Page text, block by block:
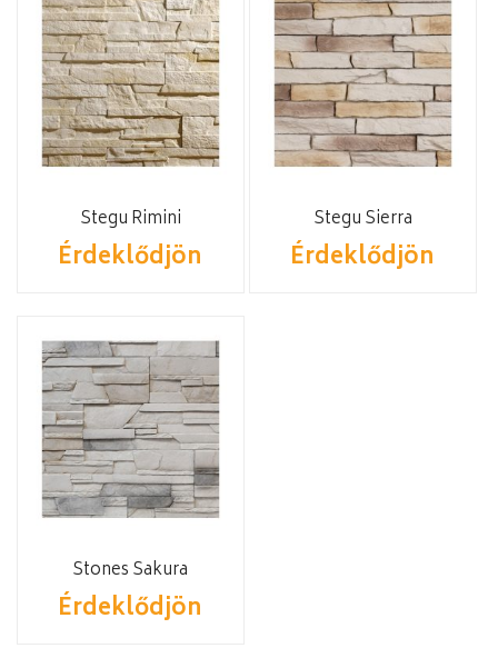
Stegu Rimini
Érdeklődjön
Stegu Sierra
Érdeklődjön
Stones Sakura
Érdeklődjön